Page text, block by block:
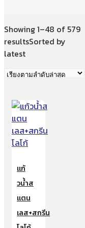
Showing 1–48 of 579
resultsSorted by
latest
แก้
วน้ำส
แตน
เลส+สกรีน